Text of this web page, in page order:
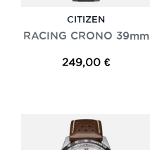
CITIZEN
RACING CRONO 39mm
249,00 €